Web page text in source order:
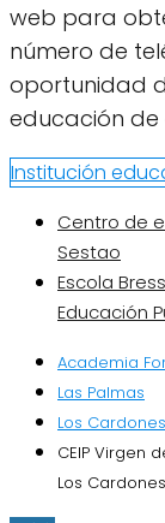
web para
número de
oportunidad
educación de
Institución
Centro de
Sestao
Escola
Educación
Academia
Las Palmas
Los Cardones
CEIP Virgen
Los Cardones